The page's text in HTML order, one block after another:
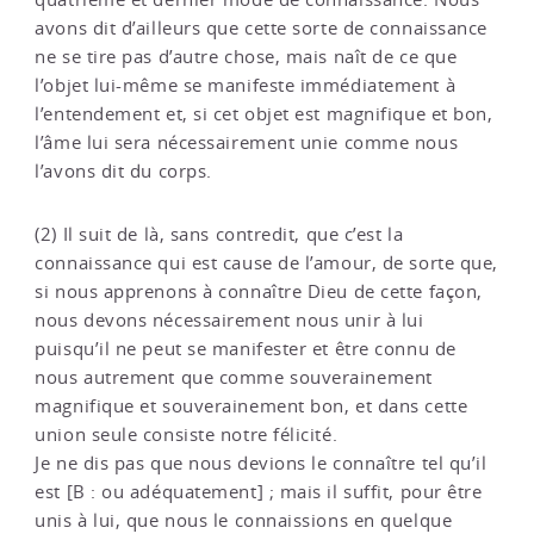
avons dit d’ailleurs que cette sorte de connaissance
ne se tire pas d’autre chose, mais naît de ce que
l’objet lui-même se manifeste immédiatement à
l’entendement et, si cet objet est magnifique et bon,
l’âme lui sera nécessairement unie comme nous
l’avons dit du corps.
(2) Il suit de là, sans contredit, que c’est la
connaissance qui est cause de l’amour, de sorte que,
si nous apprenons à connaître Dieu de cette façon,
nous devons nécessairement nous unir à lui
puisqu’il ne peut se manifester et être connu de
nous autrement que comme souverainement
magnifique et souverainement bon, et dans cette
union seule consiste notre félicité.
Je ne dis pas que nous devions le connaître tel qu’il
est [B : ou adéquatement] ; mais il suffit, pour être
unis à lui, que nous le connaissions en quelque